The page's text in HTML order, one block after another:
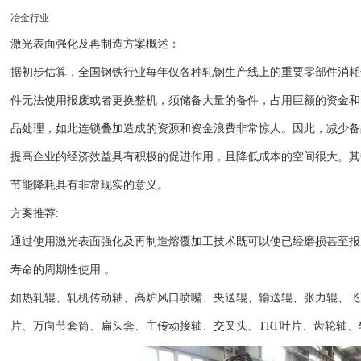
冶金行业
激光表面强化及再制造方案概述：
据初步估算，全国钢铁行业每年仅各种轧钢生产线上的重要零部件消
件无法使用报废或者更换整机，须储备大量的备件，占用巨额的资金
品处理，如此连锁叠加造成的资源和资金浪费非常惊人。因此，减少
提高企业的经济效益具有积极的促进作用，且降低成本的空间很大。
节能降耗具有非常现实的意义。
方案推荐:
通过使用激光表面强化及再制造熔覆加工技术既可以使已经磨损甚至
寿命的周期性使用 。
如热轧辊、轧机传动轴、高炉风口喷嘴、夹送辊、输送辊、张力辊、
片、万向节套筒、扁头套、主传动接轴、交叉头、TRT叶片、齿轮轴